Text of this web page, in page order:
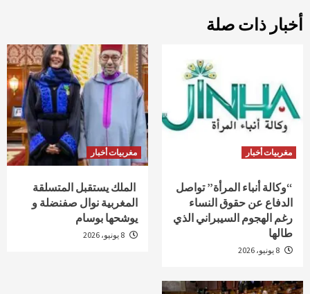
أخبار ذات صلة
مغربيات أخبار
“وكالة أنباء المرأة” تواصل
الدفاع عن حقوق النساء
رغم الهجوم السيبراني الذي
طالها
مغربيات أخبار
الملك يستقبل المتسلقة
المغربية نوال صفنضلة و
يوشحها بوسام